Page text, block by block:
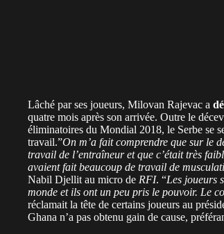
Lâché par ses joueurs, Milovan Rajevac a
quatre mois après son arrivée. Outre le
éliminatoires du Mondial 2018, le Serbe se
travail.”On m’a fait comprendre que sur le
travail de l’entraîneur et que c’était très
avaient fait beaucoup de travail de
Nabil Djellit au micro de RFI. “Les joueurs
monde et ils ont un peu pris le pouvoir. Le
réclamait la tête de certains joueurs au
Ghana n’a pas obtenu gain de cause,